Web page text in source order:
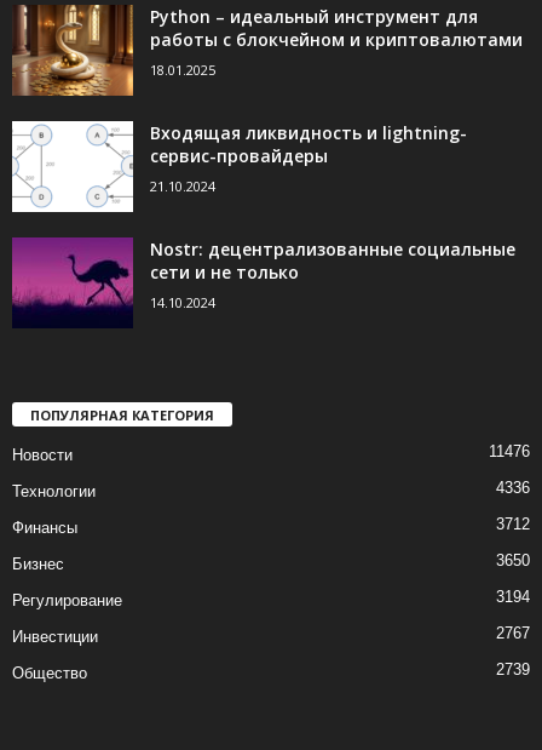
Python – идеальный инструмент для
работы с блокчейном и криптовалютами
18.01.2025
Входящая ликвидность и lightning-
сервис-провайдеры
21.10.2024
Nostr: децентрализованные социальные
сети и не только
14.10.2024
ПОПУЛЯРНАЯ КАТЕГОРИЯ
Новости 11476
Технологии 4336
Финансы 3712
Бизнес 3650
Регулирование 3194
Инвестиции 2767
Общество 2739